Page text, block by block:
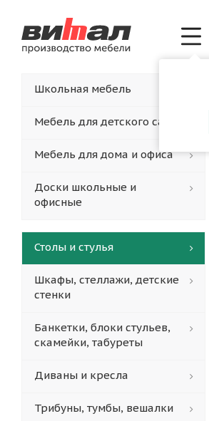
Школьная мебель
Мебель для детского сада
Мебель для дома и офиса
Доски школьные и
офисные
Столы и стулья
Шкафы, стеллажи, детские
стенки
Банкетки, блоки стульев,
скамейки, табуреты
Диваны и кресла
Трибуны, тумбы, вешалки